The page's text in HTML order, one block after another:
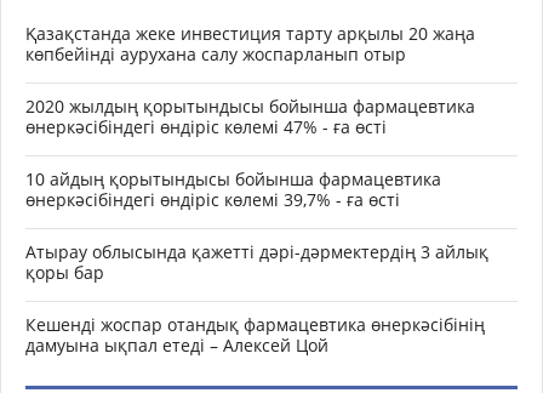
Қазақстанда жеке инвестиция тарту арқылы 20 жаңа
көпбейінді аурухана салу жоспарланып отыр
2020 жылдың қорытындысы бойынша фармацевтика
өнеркәсібіндегі өндіріс көлемі 47% - ға өсті
10 айдың қорытындысы бойынша фармацевтика
өнеркәсібіндегі өндіріс көлемі 39,7% - ға өсті
Атырау облысында қажетті дәрі-дәрмектердің 3 айлық
қоры бар
Кешенді жоспар отандық фармацевтика өнеркәсібінің
дамуына ықпал етеді – Алексей Цой